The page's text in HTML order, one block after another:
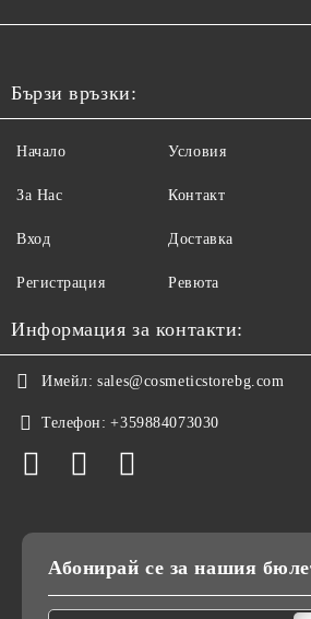
Бързи връзки:
Начало
За Нас
Вход
Регистрация
Условия
Контакт
Доставка
Ревюта
Информация за контакти:
Имейл: sales@cosmeticstorebg.com
Телефон: +359884073030
Абонирай се за нашия